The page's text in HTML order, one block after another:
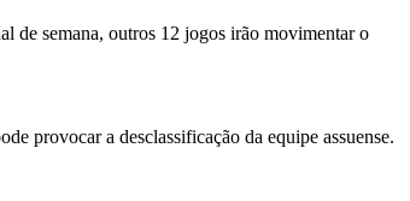
de semana, outros 12 jogos irão movimentar o
provocar a desclassificação da equipe assuense.